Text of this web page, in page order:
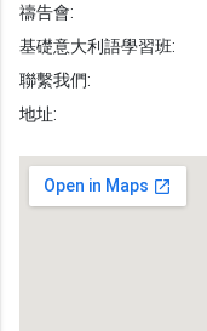
教會事工
禱告會:
基礎意大利語學習班:
聯繫我們:
地址: